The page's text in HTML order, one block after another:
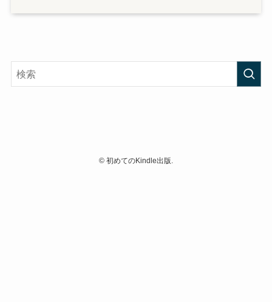
© 初めてのKindle出版.